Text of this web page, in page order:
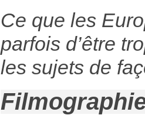
Ce que les
parfois d’être
les sujets de